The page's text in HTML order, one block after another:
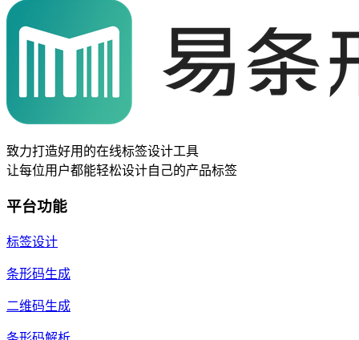
致力打造好用的在线标签设计工具
让每位用户都能轻松设计自己的产品标签
平台功能
标签设计
条形码生成
二维码生成